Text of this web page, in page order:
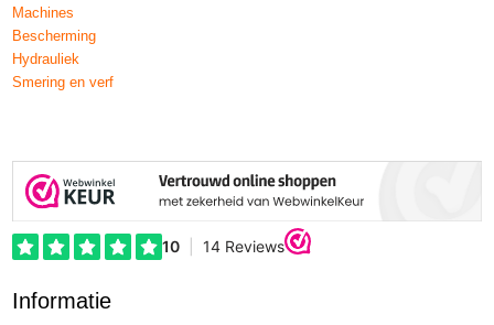
Machines
Bescherming
Hydrauliek
Smering en verf
Informatie